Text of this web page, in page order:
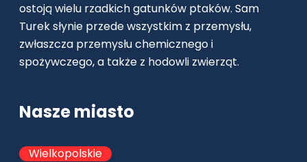
ostoją wielu rzadkich gatunków ptaków. Sam
Turek słynie przede wszystkim z przemysłu,
zwłaszcza przemysłu chemicznego i
spożywczego, a także z hodowli zwierząt.
Nasze miasto
Wielkopolskie